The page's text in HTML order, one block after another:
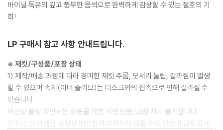
바이닐 특유의 깊고 풍부한 음색으로 완벽하게 감상할 수 있는 절호의 기
회!
LP 구매시 참고 사항 안내드립니다.
※ 재킷/구성품/포장 상태
1) 제작/배송 과정에 따라 경미한 재킷 주름, 모서리 눌림, 갈라짐이 발생
할 수 있으며 속지(이너 슬리브)는 디스크와의 접촉으로 인해 갈라질 수
있습니다.
외관상 불량 확인되는 상품을 개봉 시엔 반품/교환 처리 불가합니다.
2) 디스크 라벨은 공정상 매끄럽게 부착되지 않을 수도 있으며 겉포장 비